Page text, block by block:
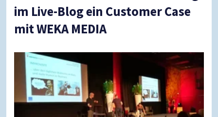
im Live-Blog ein Customer Case
mit WEKA MEDIA